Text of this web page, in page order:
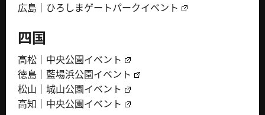
広島｜ひろしまゲートパークイベント
四国
高松｜中央公園イベント
徳島｜藍場浜公園イベント
松山｜城山公園イベント
高知｜中央公園イベント